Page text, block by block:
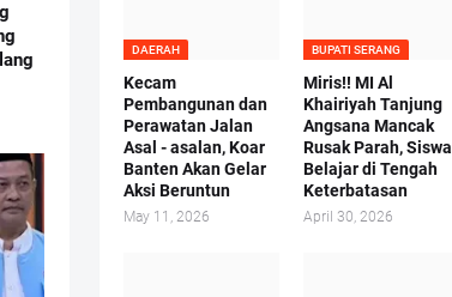
DAERAH
Kecam
Pembangunan dan
Perawatan Jalan
Asal - asalan, Koar
Banten Akan Gelar
Aksi Beruntun
May 11, 2026
BUPATI SERANG
Miris!! MI Al
Khairiyah Tanjung
Angsana Mancak
Rusak Parah, Siswa
Belajar di Tengah
Keterbatasan
April 30, 2026